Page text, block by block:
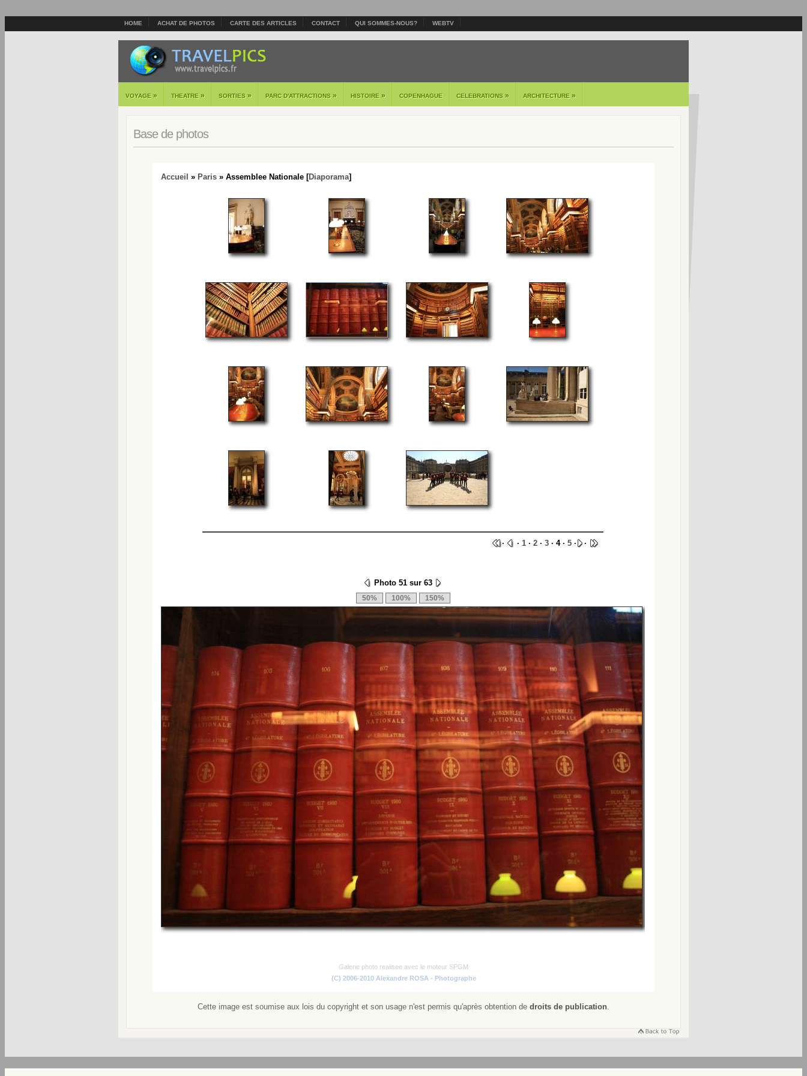
HOME ACHAT DE PHOTOS CARTE DES ARTICLES CONTACT QUI SOMMES-NOUS? WEBTV
VOYAGE » THEATRE » SORTIES » PARC D'ATTRACTIONS » HISTOIRE » COPENHAGUE CELEBRATIONS » ARCHITECTURE »
Base de photos
Accueil » Paris » Assemblee Nationale [Diaporama]
· · 1 · 2 · 3 · 4 · 5 · ·
Photo 51 sur 63
Galerie photo realisee avec le moteur SPGM
(C) 2006-2010 Alexandre ROSA - Photographe
Cette image est soumise aux lois du copyright et son usage n'est permis qu'après obtention de droits de publication.